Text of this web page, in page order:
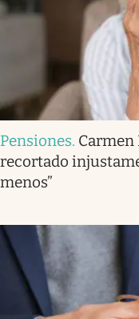
Pensiones. Carmen
recortado
menos”